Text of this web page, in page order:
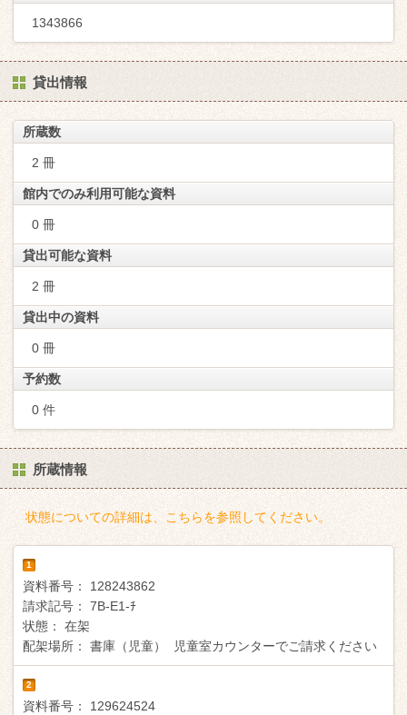
1343866
貸出情報
所蔵数
2 冊
館内でのみ利用可能な資料
0 冊
貸出可能な資料
2 冊
貸出中の資料
0 冊
予約数
0 件
所蔵情報
状態についての詳細は、こちらを参照してください。
1
資料番号：
128243862
請求記号：
7B-E1-ﾁ
状態：
在架
配架場所：
書庫（児童） 児童室カウンターでご請求ください
2
資料番号： 129624524